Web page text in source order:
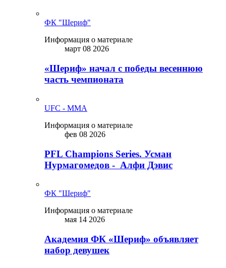
ФК "Шериф"
Информация о материале
март 08 2026
«Шериф» начал с победы весеннюю
часть чемпионата
UFC - MMA
Информация о материале
фев 08 2026
PFL Champions Series. Усман
Нурмагомедов - Алфи Дэвис
ФК "Шериф"
Информация о материале
мая 14 2026
Академия ФК «Шериф» объявляет
набор девушек